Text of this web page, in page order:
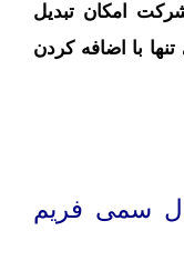
امکان تبدیل
با اضافه کردن
سمی فریم